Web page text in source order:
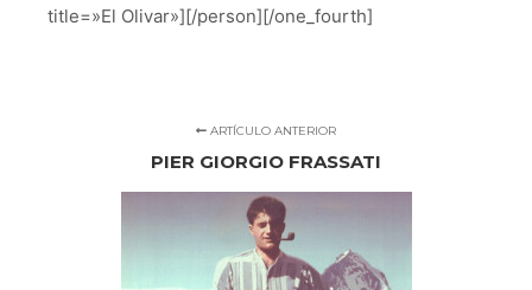
title=»El Olivar»][/person][/one_fourth]
ARTÍCULO ANTERIOR
PIER GIORGIO FRASSATI